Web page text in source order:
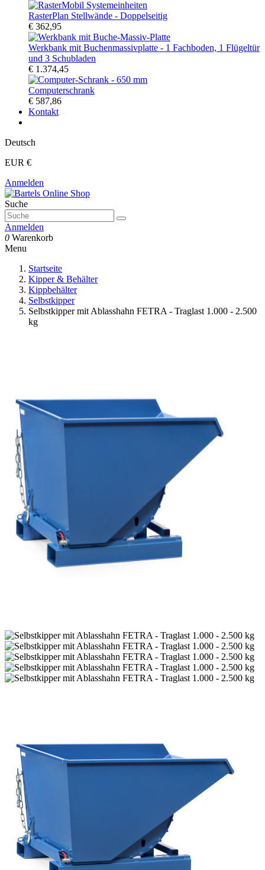
RasterPlan Stellwände - Doppelseitig
€ 362,95
Werkbank mit Buchenmassivplatte - 1 Fachboden, 1 Flügeltür
und 3 Schubladen
€ 1.374,45
Computerschrank
€ 587,86
Kontakt
Deutsch
EUR €
Anmelden
Suche
Anmelden
0 Warenkorb
Menu
Startseite
Kipper & Behälter
Kippbehälter
Selbstkipper
Selbstkipper mit Ablasshahn FETRA - Traglast 1.000 - 2.500
kg